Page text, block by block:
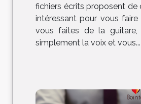
fichiers écrits proposent de
intéressant pour vous faire
vous faites de la
simplement la voix et vous...